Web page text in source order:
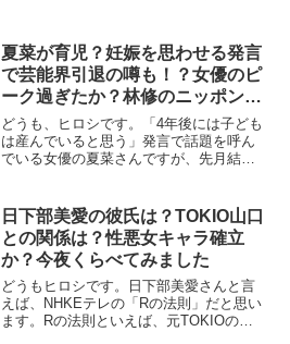
うことで、今回話題になっていた松本若
菜さん髪型について、プロフィールと共
に...
夏菜が育児？妊娠を思わせる発言
で芸能界引退の噂も！？女優のピ
ーク過ぎたか？林修のニッポンド
リル
どうも、ヒロシです。「4年後には子ども
は産んでいると思う」発言で話題を呼ん
でいる女優の夏菜さんですが、先月結婚
ねｗそんな、夏菜さんは4年後という具体
的な数字に出てきた答えが「出産・育
児」...
日下部美愛の彼氏は？TOKIO山口
との関係は？性悪女キャラ確立
か？今夜くらべてみました
どうもヒロシです。日下部美愛さんと言
えば、NHKEテレの「Rの法則」だと思い
ます。Rの法則といえば、元TOKIOの山